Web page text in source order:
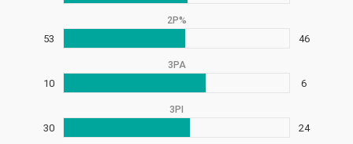
2P%
53 46
3PA
10 6
3PI
30 24